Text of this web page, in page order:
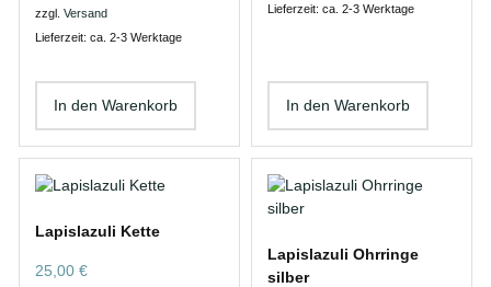
zzgl. Versand
Lieferzeit: ca. 2-3 Werktage
In den Warenkorb
Lieferzeit: ca. 2-3 Werktage
In den Warenkorb
Lapislazuli Kette
25,00 €
Lapislazuli Ohrringe
silber